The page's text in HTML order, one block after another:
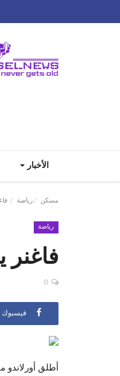
الأخبار
مسكن رياضة
رياضة
فاغنر
0
فيسبوك
أطلق أورلاندو